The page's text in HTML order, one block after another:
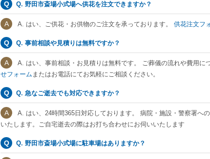
Q. 野田市斎場小式場へ供花を注文できますか？
A. はい、ご供花・お供物のご注文を承っております。 供花注文フ
Q. 事前相談や見積りは無料ですか？
A. はい、事前相談・お見積りは無料です。 ご葬儀の流れや費用に
せフォーム またはお電話にてお気軽にご相談ください。
Q. 急なご逝去でも対応できますか？
A. はい、24時間365日対応しております。 病院・施設・警察署へ
いたします。ご自宅逝去の際はお打ち合わせにお伺いいたします
Q. 野田市斎場小式場に駐車場はありますか？